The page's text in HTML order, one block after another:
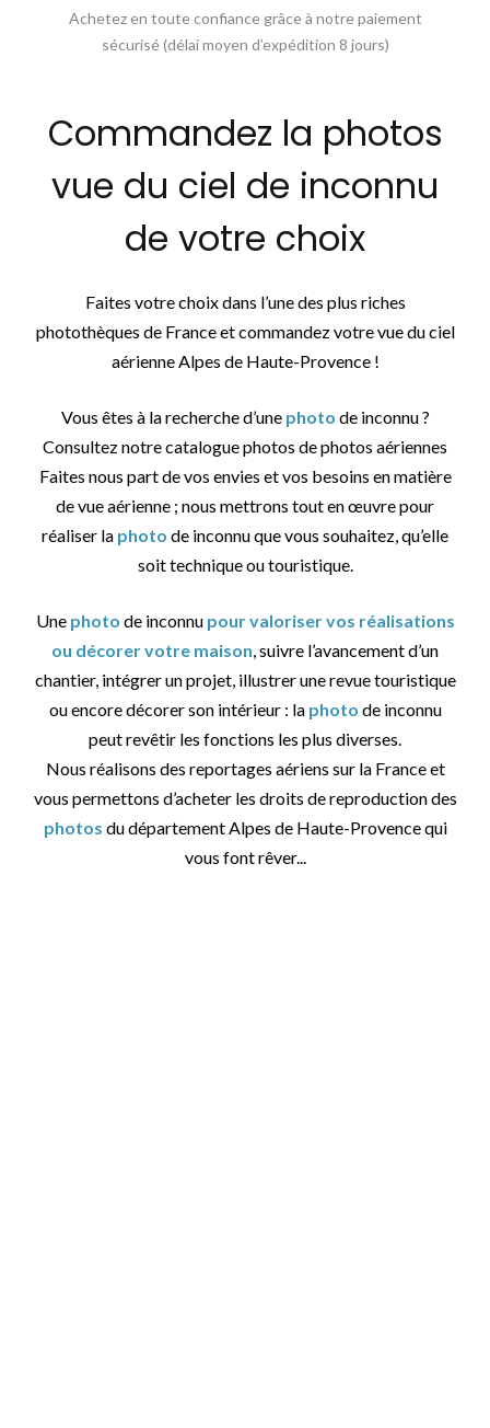
Achetez en toute confiance grâce à notre paiement
sécurisé (délai moyen d’expédition 8 jours)
Commandez la photos
vue du ciel de inconnu
de votre choix
Faites votre choix dans l’une des plus riches
photothèques de France et commandez votre vue du ciel
aérienne Alpes de Haute-Provence !
Vous êtes à la recherche d’une photo de inconnu ?
Consultez notre catalogue photos de photos aériennes
Faites nous part de vos envies et vos besoins en matière
de vue aérienne ; nous mettrons tout en œuvre pour
réaliser la photo de inconnu que vous souhaitez, qu’elle
soit technique ou touristique.
Une photo de inconnu pour valoriser vos réalisations
ou décorer votre maison, suivre l’avancement d’un
chantier, intégrer un projet, illustrer une revue touristique
ou encore décorer son intérieur : la photo de inconnu
peut revêtir les fonctions les plus diverses.
Nous réalisons des reportages aériens sur la France et
vous permettons d’acheter les droits de reproduction des
photos du département Alpes de Haute-Provence qui
vous font rêver...